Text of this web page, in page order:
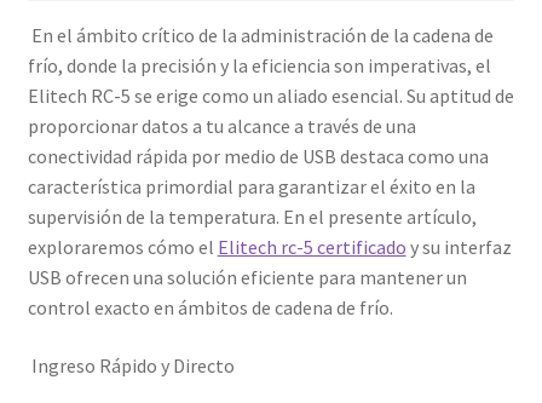
En el ámbito crítico de la administración de la cadena de
frío, donde la precisión y la eficiencia son imperativas, el
Elitech RC-5 se erige como un aliado esencial. Su aptitud de
proporcionar datos a tu alcance a través de una
conectividad rápida por medio de USB destaca como una
característica primordial para garantizar el éxito en la
supervisión de la temperatura. En el presente artículo,
exploraremos cómo el Elitech rc-5 certificado y su interfaz
USB ofrecen una solución eficiente para mantener un
control exacto en ámbitos de cadena de frío.
Ingreso Rápido y Directo